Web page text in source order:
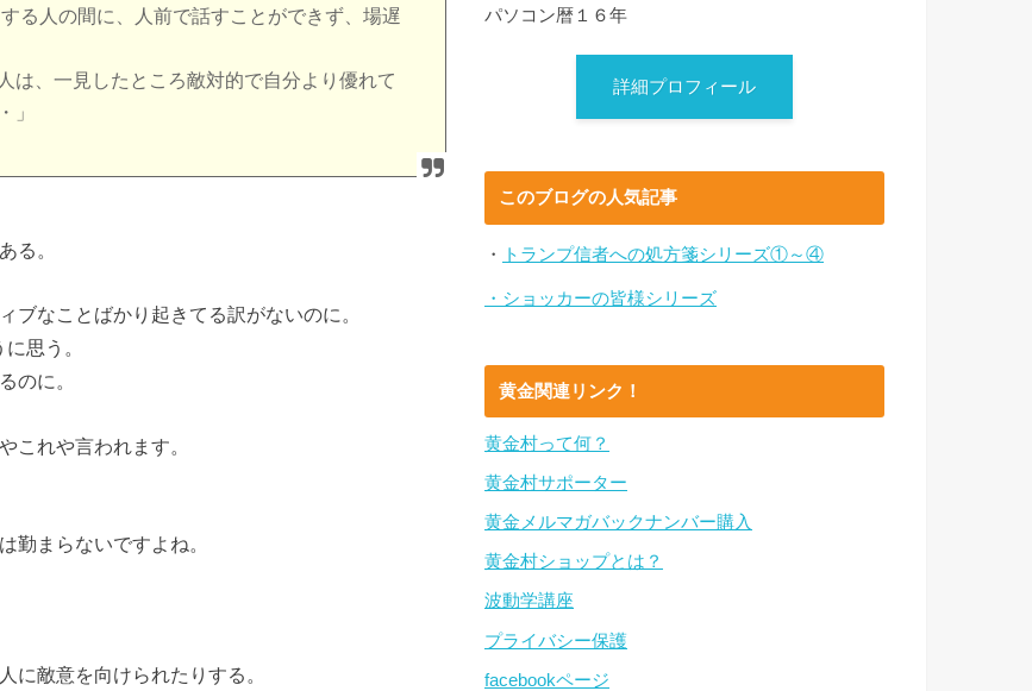
る人の間に、人前で話すことができず、場遅
は、一見したところ敵対的で自分より優れて
」
る。
ブなことばかり起きてる訳がないのに。
思う。
のに。
これや言われます。
勤まらないですよね。
に敵意を向けられたりする。
パソコン暦１６年
詳細プロフィール
このブログの人気記事
・ トランプ信者への処方箋シリーズ①～④
・ショッカーの皆様シリーズ
黄金関連リンク！
黄金村って何？
黄金村サポーター
黄金メルマガバックナンバー購入
黄金村ショップとは？
波動学講座
プライバシー保護
facebookページ